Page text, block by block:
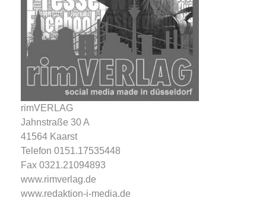
rimVERLAG
Jahnstraße 30 A
41564 Kaarst
Telefon 0151.17535448
Fax 0321.21094893
www.rimverlag.de
www.redaktion-i-media.de